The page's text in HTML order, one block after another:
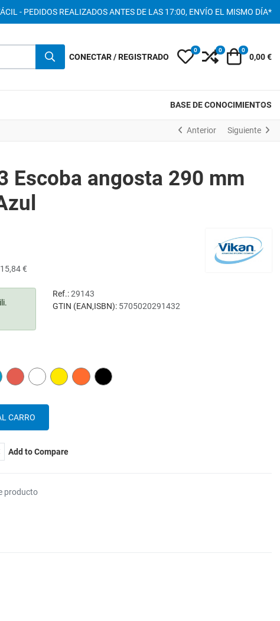
- PEDIDOS REALIZADOS ANTES DE LAS 17:00, ENVÍO EL MISMO DÍA*
CONECTAR / REGISTRADO My Wishlist
0 Compare
0 Carro
0
0,00 €
BASE DE CONOCIMIENTOS
Anterior Siguiente
Escoba angosta 290 mm
15,84 €
Ref.:29143
GTIN (EAN,ISBN): 5705020291432
RED WHITE YELLOW ORANGE BLACK
Add to Compare
producto